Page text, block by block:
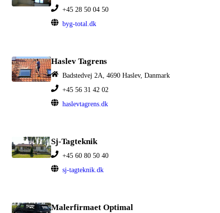
+45 28 50 04 50
byg-total.dk
Haslev Tagrens
Badstedvej 2A, 4690 Haslev, Danmark
+45 56 31 42 02
haslevtagrens.dk
Sj-Tagteknik
+45 60 80 50 40
sj-tagteknik.dk
Malerfirmaet Optimal